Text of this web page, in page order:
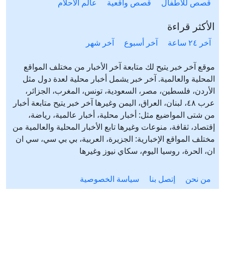
قصص للأطفال
قصص واقعية عالم الأحلام
الأكثر قراءة
آخر ٢٤ ساعة آخر أسبوع آخر شهر
موقع آخر خبر يتيح لك متابعة آخر الأخبار من مختلف المواقع
المحلية والعالمية. آخر خبر يشمل أخبار محلية لعدة دول مثل
الأردن، فلسطين، مصر، السعودية، تونس، المغرب، الجزائر،
عرب ٤٨، لبنان، العراق، اليمن وغيرها آخر خبر يتيح متابعة أخبار
من شتى المواضيع مثل: أخبار محلية، أخبار عالمية، رياضة،
إقتصاد، ثقافة، منوعات وغيرها تابع الأخبار المحلية والعالمية من
مختلف المواقع الإخبارية: الجزيرة، العربية، بي بي سي، سي ان
ان، الحرة، روسيا اليوم، سكاي نيوز وغيرها
من نحن إتصل بنا سياسة الخصوصية